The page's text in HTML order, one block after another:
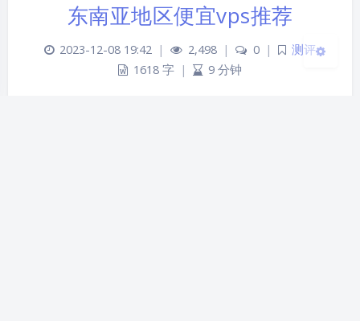
东南亚地区便宜vps推荐
2023-12-08 19:42 | 2,498 | 0 |
测评
1618 字 | 9 分钟